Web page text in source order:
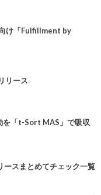
け「Fulfillment by
リース
を「t-Sort MAS」で吸収
ースまとめてチェック一覧